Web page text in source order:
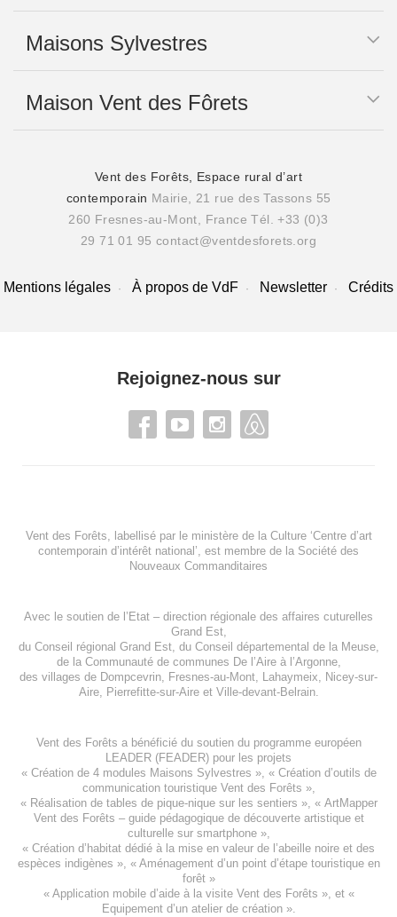
Maisons Sylvestres
Maison Vent des Fôrets
Vent des Forêts, Espace rural d’art
contemporain Mairie, 21 rue des Tassons 55
260 Fresnes-au-Mont, France Tél. +33 (0)3
29 71 01 95 contact@ventdesforets.org
Mentions légales À propos de VdF Newsletter Crédits
Rejoignez-nous sur
Vent des Forêts, labellisé par le ministère de la Culture ‘Centre d’art
contemporain d’intérêt national’, est membre de la Société des
Nouveaux Commanditaires
Avec le soutien de l’ Etat – direction régionale des affaires cuturelles
Grand Est,
du Conseil régional Grand Est, du Conseil départemental de la Meuse,
de la Communauté de communes De l’Aire à l’Argonne,
des villages de Dompcevrin, Fresnes-au-Mont, Lahaymeix, Nicey-sur-
Aire, Pierrefitte-sur-Aireet Ville-devant-Belrain.
Vent des Forêts a bénéficié du soutien du programme européen
LEADER (FEADER) pour les projets
« Création de 4 modules Maisons Sylvestres », « Création d’outils de
communication touristique Vent des Forêts »,
« Réalisation de tables de pique-nique sur les sentiers », « ArtMapper
Vent des Forêts – guide pédagogique de découverte artistique et
culturelle sur smartphone »,
« Création d’habitat dédié à la mise en valeur de l’abeille noire et des
espèces indigènes », « Aménagement d’un point d’étape touristique en
forêt»
« Application mobile d’aide à la visite Vent des Forêts », et «
Equipement d’un atelier de création».